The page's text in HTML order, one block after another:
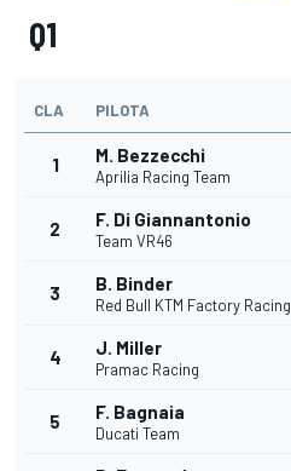
Q1
CLA PILOTA
1 M. Bezzecchi
Aprilia Racing Team
2 F. Di Giannantonio
Team VR46
3 B. Binder
Red Bull KTM Factory Racing
4 J. Miller
Pramac Racing
5 F. Bagnaia
Ducati Team